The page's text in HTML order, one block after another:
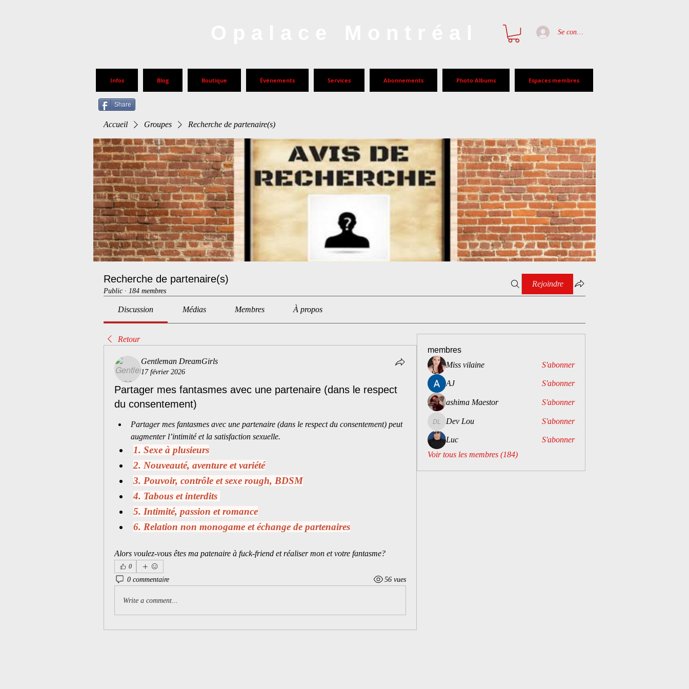
Se connecter
Infos Blog Boutique Événements Services Abonnements Photo Albums Espaces membres
Share
Accueil Groupes Recherche de partenaire(s)
Recherche de partenaire(s)
Public · 184 membres
Rejoindre
Discussion Médias Membres À propos
Retour
Gentleman DreamGirls
17 février 2026
Partager mes fantasmes avec une partenaire (dans le respect
du consentement)
Partager mes fantasmes avec une partenaire (dans le respect du consentement) peut
augmenter l’intimité et la satisfaction sexuelle.
1. Sexe à plusieurs
2. Nouveauté, aventure et variété
3. Pouvoir, contrôle et sexe rough, BDSM
4. Tabous et interdits
5. Intimité, passion et romance
6. Relation non monogame et échange de partenaires
Alors voulez-vous êtes ma patenaire à fuck-friend et réaliser mon et votre fantasme?
0
0 commentaire 56 vues
Write a comment...
membres
Miss vilaine
S'abonner
AJ S'abonner
ashima Maestor S'abonner
Dev Lou S'abonner
Luc
S'abonner
Voir tous les membres (184)